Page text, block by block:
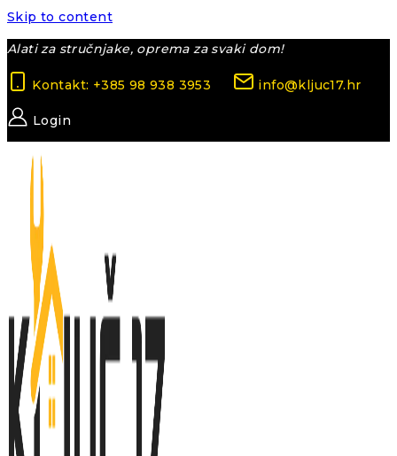
Skip to content
Alati za stručnjake, oprema za svaki dom!
Kontakt: +385 98 938 3953 info@kljuc17.hr
Login